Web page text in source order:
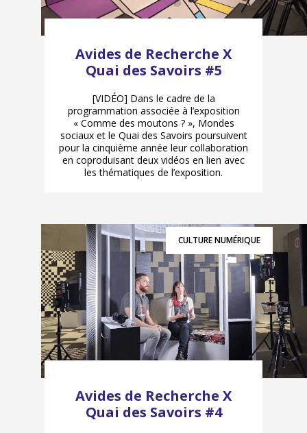
Avides de Recherche X
Quai des Savoirs #5
[VIDÉO] Dans le cadre de la
programmation associée à l’exposition
« Comme des moutons ? », Mondes
sociaux et le Quai des Savoirs poursuivent
pour la cinquième année leur collaboration
en coproduisant deux vidéos en lien avec
les thématiques de l’exposition.
CULTURE NUMÉRIQUE
Avides de Recherche X
Quai des Savoirs #4